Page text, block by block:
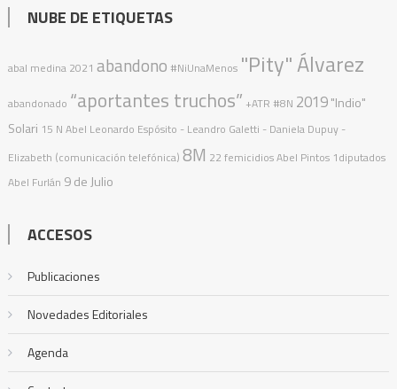
NUBE DE ETIQUETAS
abal medina 2021 abandono #NiUnaMenos "Pity" Álvarez
abandonado “aportantes truchos” +ATR #8N 2019"Indio"
Solari 15 N Abel Leonardo Espósito - Leandro Galetti - Daniela Dupuy -
Elizabeth (comunicación telefónica) 8M 22 femicidiosAbel Pintos 1diputados
Abel Furlán 9 de Julio
ACCESOS
Publicaciones
Novedades Editoriales
Agenda